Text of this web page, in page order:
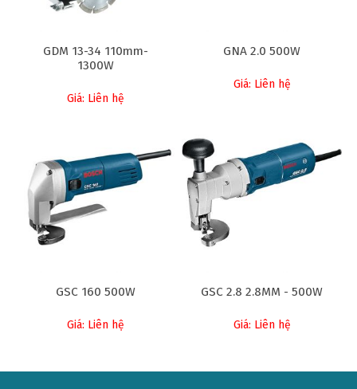
GDM 13-34 110mm-
1300W
Giá: Liên hệ
GNA 2.0 500W
Giá: Liên hệ
GSC 160 500W
Giá: Liên hệ
GSC 2.8 2.8MM - 500W
Giá: Liên hệ